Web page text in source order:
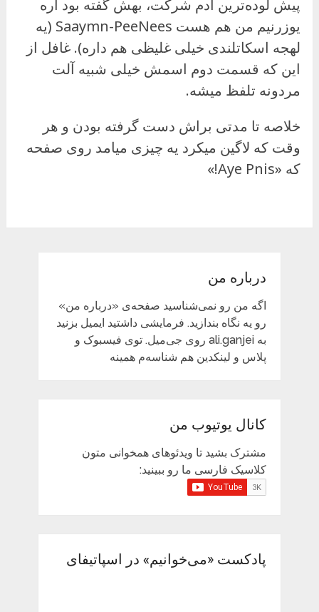
پیش لوده‌ترین آدم شرکت، بهش گفته بود آره
یوزرنیم من هم هست Saaymn-PeeNees (یه
لهجه اسکاتلندی خیلی غلیظی هم داره). غافل از
این که قسمت دوم اسمش خیلی شبیه آلت
مردونه تلفظ میشه.
خلاصه تا مدتی براش دست گرفته بودن و هر
وقت که لاگین میکرد یه چیزی میامد روی صفحه
که «Aye Pnis!»
درباره من
اگه من رو نمی‌شناسید صفحه‌ی «درباره من»
رو یه نگاه بندازید. فرمایشی داشتید ایمیل بزنید
به ali.ganjei روی جی‌میل. توی فیسبوک و
پلاس و لینکدین هم شناسه‌م همینه
کانال یوتیوب من
مشترک بشید تا ویدئوهای همخوانی متون
کلاسیک فارسی ما رو ببینید:
پادکست «می‌خوانیم» در اسپاتیفای